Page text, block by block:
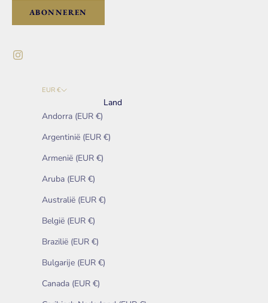
ABONNEREN
EUR €
Land
Andorra (EUR €)
Argentinië (EUR €)
Armenië (EUR €)
Aruba (EUR €)
Australië (EUR €)
België (EUR €)
Brazilië (EUR €)
Bulgarije (EUR €)
Canada (EUR €)